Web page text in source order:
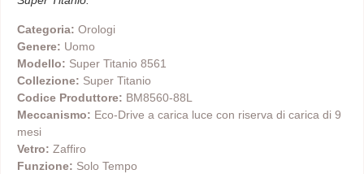
Categoria: Orologi
Genere: Uomo
Modello: Super Titanio 8561
Collezione: Super Titanio
Codice Produttore: BM8560-88L
Meccanismo: Eco-Drive a carica luce con riserva di carica di 9
mesi
Vetro: Zaffiro
Funzione: Solo Tempo